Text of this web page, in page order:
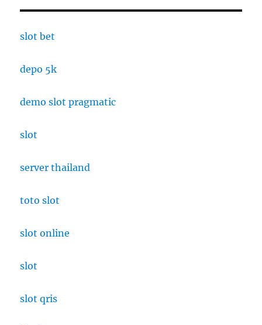
slot bet
depo 5k
demo slot pragmatic
slot
server thailand
toto slot
slot online
slot
slot qris